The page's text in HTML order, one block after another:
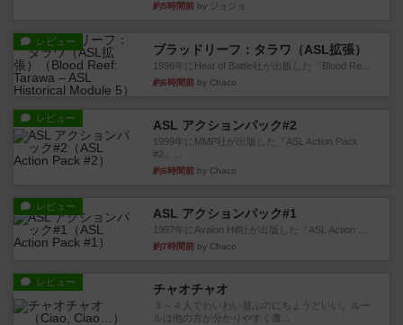
約5時間前 by ジョジョ
レビュー
ブラッドリーフ：タラワ（ASL拡張）
1996年にHeat of Battle社が出版した『Blood Re...
約6時間前 by Chaco
レビュー ASL アクションパック#2
1999年にMMP社が出版した『ASL Action Pack
#2』...
約6時間前 by Chaco
レビュー ASL アクションパック#1
1997年にAvalon Hill社が出版した『ASL Action ...
約7時間前 by Chaco
レビュー チャオチャオ
３～４人でわいわい遊ぶのにちょうどいい。ルー
ルは他の方が分かりやすく書...